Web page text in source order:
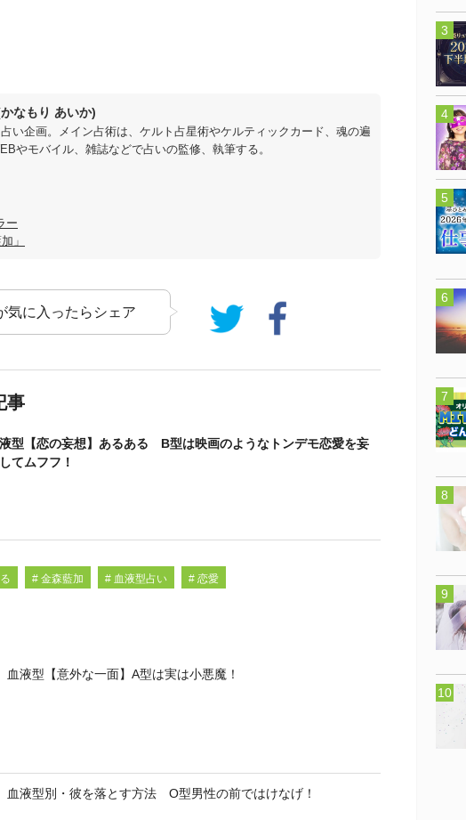
なもり あいか)
い企画。メイン占術は、ケルト占星術やケルティックカード、魂の遍
やモバイル、雑誌などで占いの監修、執筆する。
ー
」
気に入ったらシェア
事
型【恋の妄想】あるある B型は映画のようなトンデモ恋愛を妄
てムフフ！
# 金森藍加 # 血液型占い # 恋愛
血液型【意外な一面】A型は実は小悪魔！
血液型別・彼を落とす方法 O型男性の前ではけなげ！